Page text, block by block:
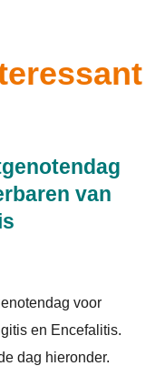
van
voor
en Encefalitis.
dag hieronder.